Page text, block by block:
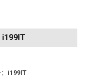
i199IT
i199IT